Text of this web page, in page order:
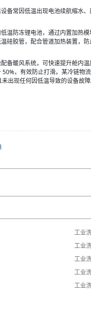
备常因低温出现电池续航缩水
温防冻锂电池，通过内置加
硅胶管，配合管道加热装置，
备暖风系统，可快速提升舱内
，有效防止打滑。某冷链
出现任何因低温导致的设备故障
工业
工业
工业
工业
工业